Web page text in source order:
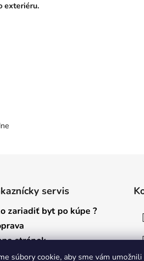
súbory cookie, aby sme vám umožnili
exteriéru.
servis
zariadiť byt po kúpe ?
stránok
osobných údajov